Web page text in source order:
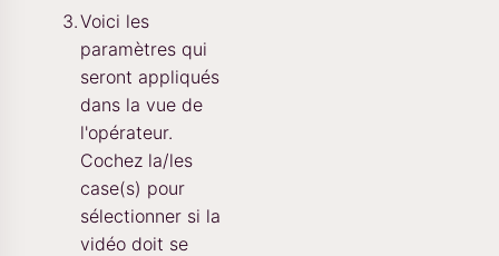
Voici les
paramètres qui
seront appliqués
dans la vue de
l'opérateur.
Cochez la/les
case(s) pour
sélectionner si la
vidéo doit se